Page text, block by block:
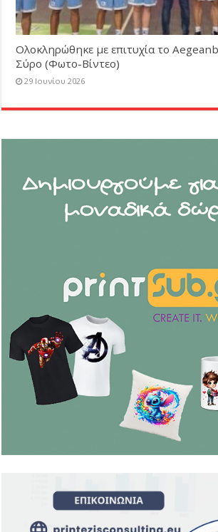
Ολοκληρώθηκε με επιτυχία το
Σύρο (Φωτο-Βίντεο)
29 Ιουνίου 2026